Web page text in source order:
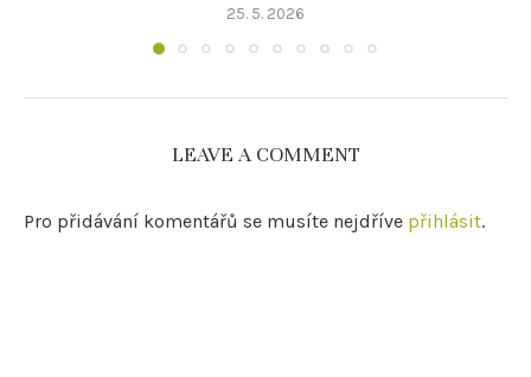
25. 5. 2026
LEAVE A COMMENT
Pro přidávání komentářů se musíte nejdříve přihlásit.